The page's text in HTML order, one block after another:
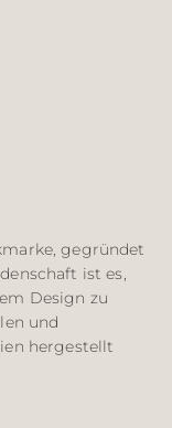
gegründet
ist es,
Design zu
und
hergestellt